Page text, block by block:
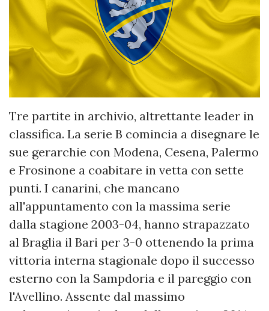
Tre partite in archivio, altrettante leader in
classifica. La serie B comincia a disegnare le
sue gerarchie con Modena, Cesena, Palermo
e Frosinone a coabitare in vetta con sette
punti. I canarini, che mancano
all'appuntamento con la massima serie
dalla stagione 2003-04, hanno strapazzato
al Braglia il Bari per 3-0 ottenendo la prima
vittoria interna stagionale dopo il successo
esterno con la Sampdoria e il pareggio con
l'Avellino. Assente dal massimo